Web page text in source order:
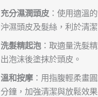
充分濕潤頭皮：使用適溫
沖濕頭皮及髮絲，利於清潔
洗髮精起泡：取適量洗髮
出泡沫後塗抹於頭皮。
溫和按摩：用指腹輕柔畫
分鐘，加強清潔與放鬆效果